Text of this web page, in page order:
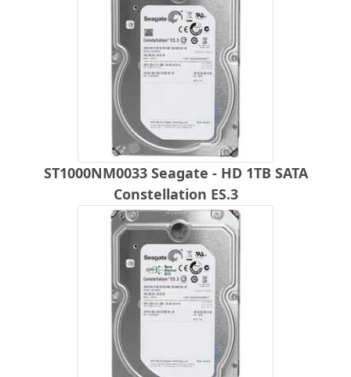
ST1000NM0033 Seagate - HD 1TB SATA
Constellation ES.3